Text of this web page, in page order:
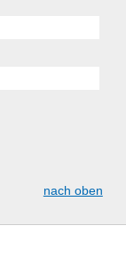
nach oben